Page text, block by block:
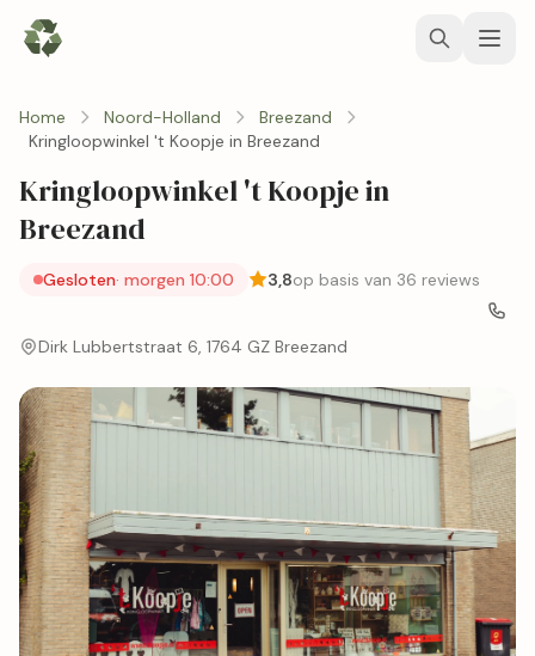
Home Noord-Holland
Breezand
Kringloopwinkel 't Koopje in Breezand
Kringloopwinkel 't Koopje in
Breezand
Gesloten· morgen 10:00 3,8op basis van 36 reviews
Dirk Lubbertstraat 6, 1764 GZ Breezand